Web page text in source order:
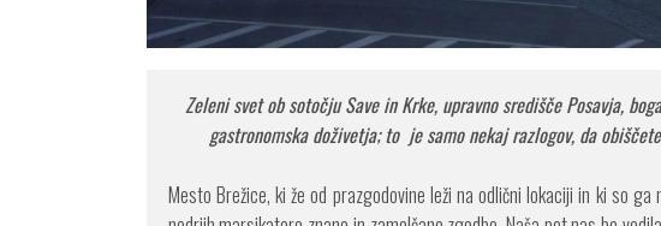
Zeleni svet ob sotočju Save in Krke, upravno središče Posavja,
gastronomska doživetja; to je samo nekaj razlogov, da
Mesto Brežice, ki že od prazgodovine leži na odlični lokaciji in ki so